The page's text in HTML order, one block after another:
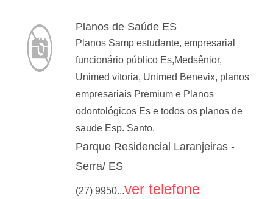
Planos de Saúde ES
Planos Samp estudante, empresarial
funcionário público Es,Medsênior,
Unimed vitoria, Unimed Benevix, planos
empresariais Premium e Planos
odontológicos Es e todos os planos de
saude Esp. Santo.
Parque Residencial Laranjeiras -
Serra/ ES
(27) 9950...ver telefone